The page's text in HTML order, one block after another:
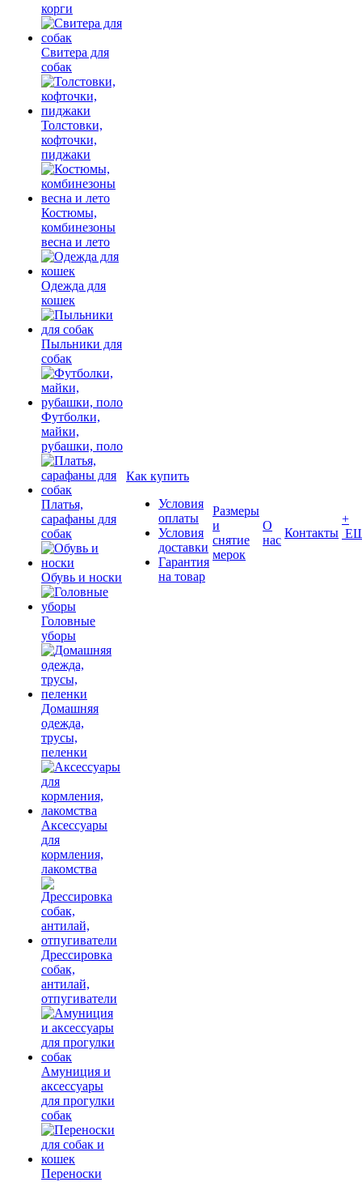
корги
Свитера для
собак
Толстовки,
кофточки,
пиджаки
Костюмы,
комбинезоны
весна и лето
Одежда для
кошек
Пыльники для
собак
Футболки,
майки,
рубашки, поло
Платья,
сарафаны для
собак
Обувь и носки
Головные
уборы
Домашняя
одежда,
трусы,
пеленки
Аксессуары
для
кормления,
лакомства
Дрессировка
собак,
антилай,
отпугиватели
Амуниция и
аксессуары
для прогулки
собак
Переноски
Как купить
Условия
оплаты
Условия
доставки
Гарантия
на товар
Размеры
и
снятие
мерок
О
нас
Контакты
+